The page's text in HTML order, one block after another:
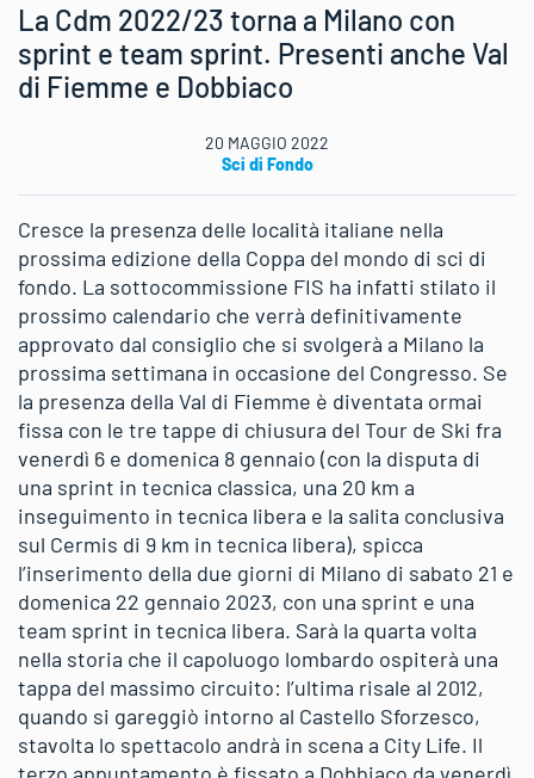
La Cdm 2022/23 torna a Milano con
sprint e team sprint. Presenti anche Val
di Fiemme e Dobbiaco
20 MAGGIO 2022
Sci di Fondo
Cresce la presenza delle località italiane nella
prossima edizione della Coppa del mondo di sci di
fondo. La sottocommissione FIS ha infatti stilato il
prossimo calendario che verrà definitivamente
approvato dal consiglio che si svolgerà a Milano la
prossima settimana in occasione del Congresso. Se
la presenza della Val di Fiemme è diventata ormai
fissa con le tre tappe di chiusura del Tour de Ski fra
venerdì 6 e domenica 8 gennaio (con la disputa di
una sprint in tecnica classica, una 20 km a
inseguimento in tecnica libera e la salita conclusiva
sul Cermis di 9 km in tecnica libera), spicca
l’inserimento della due giorni di Milano di sabato 21 e
domenica 22 gennaio 2023, con una sprint e una
team sprint in tecnica libera. Sarà la quarta volta
nella storia che il capoluogo lombardo ospiterà una
tappa del massimo circuito: l’ultima risale al 2012,
quando si gareggiò intorno al Castello Sforzesco,
stavolta lo spettacolo andrà in scena a City Life. Il